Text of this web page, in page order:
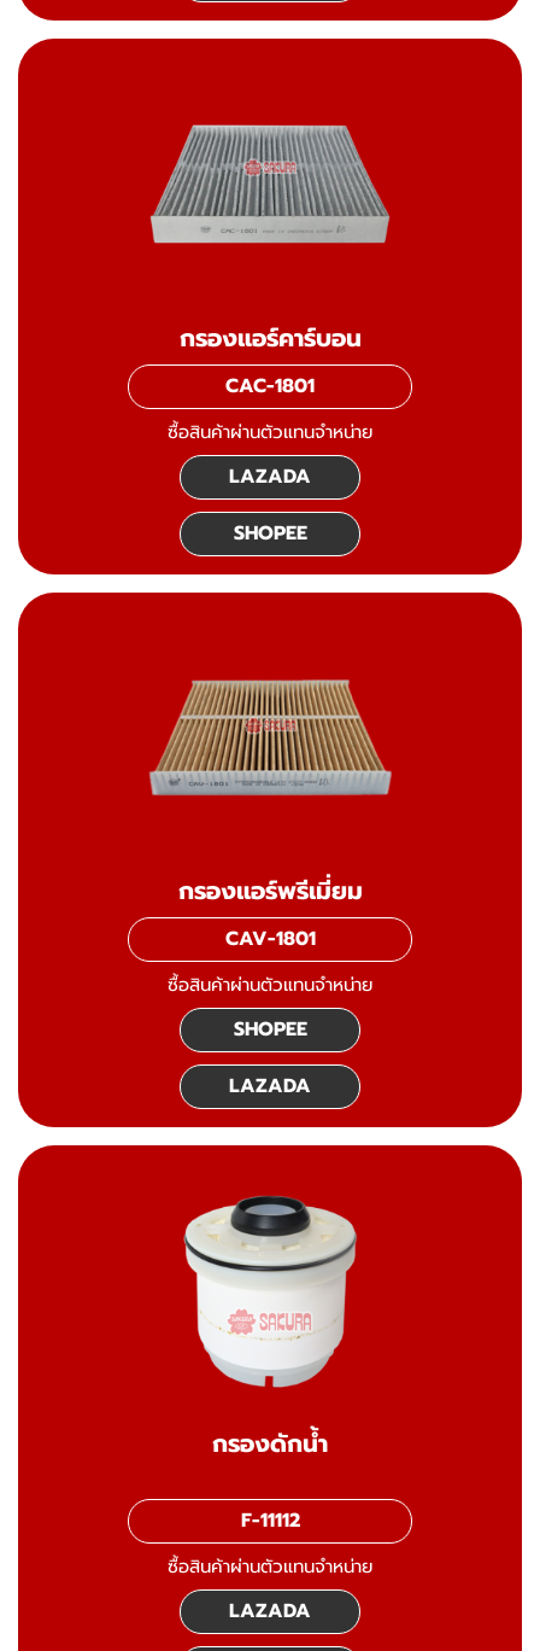
กรองแอร์คาร์บอน
CAC-1801
ซื้อสินค้าผ่านตัวแทนจำหน่าย
LAZADA
SHOPEE
กรองแอร์พรีเมี่ยม
CAV-1801
ซื้อสินค้าผ่านตัวแทนจำหน่าย
SHOPEE
LAZADA
กรองดักน้ำ
F-11112
ซื้อสินค้าผ่านตัวแทนจำหน่าย
LAZADA